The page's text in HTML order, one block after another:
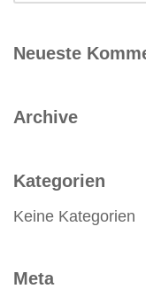
Neueste
Archive
Kategorien
Keine Kategorien
Meta